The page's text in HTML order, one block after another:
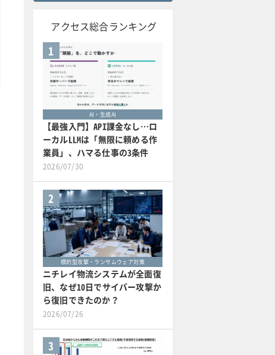
アクセス総合ランキング
1
AI・生成AI
【最強入門】API課金なし…ロ
ーカルLLMは「無限に頼める作
業員」、ハマる仕事の3条件
2026/07/30
2
標的型攻撃・ランサムウェア対策
ニチレイ物流システムが全面復
旧、なぜ10日でサイバー攻撃か
ら復旧できたのか？
2026/07/26
3